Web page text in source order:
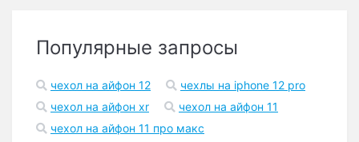
Популярные запросы
чехол на айфон 12
чехлы на iphone 12 pro
чехол на айфон xr
чехол на айфон 11
чехол на айфон 11 про макс